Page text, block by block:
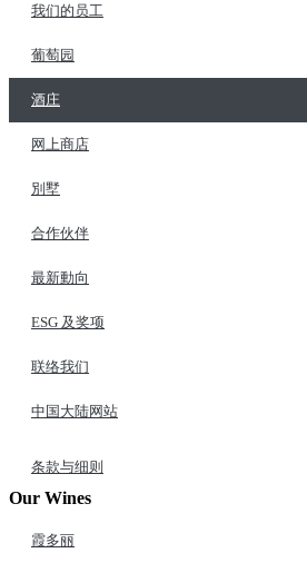
我们的员工
葡萄园
酒庄
网上商店
別墅
合作伙伴
最新動向
ESG 及奖项
联络我们
中国大陆网站
条款与细则
Our Wines
霞多丽